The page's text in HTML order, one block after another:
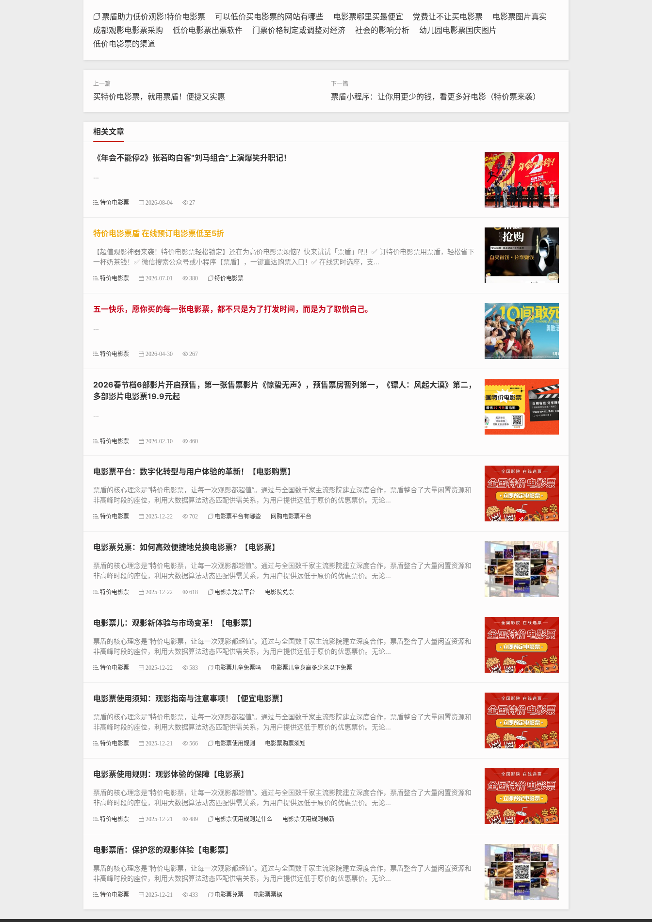
票盾助力低价观影!特价电影票 可以低价买电影票的网站有哪些 电影票哪里买最便宜 党费让不让买电影票
电影票图片真实
成都观影电影票采购
低价电影票出票软件 门票价格制定或调整对经济 社会的影响分析
幼儿园电影票国庆图片
低价电影票的渠道
买特价电影票，就用票盾！便捷又实惠 票盾小程序：让你用更少的钱，看更多好电影（特价票来袭）
相关文章
《年会不能停2》张若昀白客“刘马组合”上演爆笑升职记！
...
特价电影票 2026-08-04 27
特价电影票盾 在线预订电影票低至5折
【超值观影神器来袭！特价电影票轻松锁定】还在为高价电影票烦恼？快来试试「票盾」吧！✅ 订特价电影票用票盾，轻松省下
一杯奶茶钱！✅ 微信搜索公众号或小程序【票盾】，一键直达购票入口！✅ 在线实时选座，支...
特价电影票 2026-07-01 380 特价电影票
五一快乐，愿你买的每一张电影票，都不只是为了打发时间，而是为了取悦自己。
...
特价电影票 2026-04-30 267
2026春节档6部影片开启预售，第一张售票影片《惊蛰无声》，预售票房暂列第一，《镖人：风起大漠》第二，
多部影片电影票19.9元起
...
特价电影票 2026-02-10 460
电影票平台：数字化转型与用户体验的革新！【电影购票】
票盾的核心理念是“特价电影票，让每一次观影都超值”。通过与全国数千家主流影院建立深度合作，票盾整合了大量闲置资源和
非高峰时段的座位，利用大数据算法动态匹配供需关系，为用户提供远低于原价的优惠票价。无论...
特价电影票 2025-12-22 702 电影票平台有哪些 网购电影票平台
电影票兑票：如何高效便捷地兑换电影票？【电影票】
票盾的核心理念是“特价电影票，让每一次观影都超值”。通过与全国数千家主流影院建立深度合作，票盾整合了大量闲置资源和
非高峰时段的座位，利用大数据算法动态匹配供需关系，为用户提供远低于原价的优惠票价。无论...
特价电影票 2025-12-22 618 电影票兑票平台 电影院兑票
电影票儿：观影新体验与市场变革！【电影票】
票盾的核心理念是“特价电影票，让每一次观影都超值”。通过与全国数千家主流影院建立深度合作，票盾整合了大量闲置资源和
非高峰时段的座位，利用大数据算法动态匹配供需关系，为用户提供远低于原价的优惠票价。无论...
特价电影票 2025-12-22 583 电影票儿童免票吗 电影票儿童身高多少米以下免票
电影票使用须知：观影指南与注意事项！【便宜电影票】
票盾的核心理念是“特价电影票，让每一次观影都超值”。通过与全国数千家主流影院建立深度合作，票盾整合了大量闲置资源和
非高峰时段的座位，利用大数据算法动态匹配供需关系，为用户提供远低于原价的优惠票价。无论...
特价电影票 2025-12-21 566 电影票使用规则 电影票购票须知
电影票使用规则：观影体验的保障【电影票】
票盾的核心理念是“特价电影票，让每一次观影都超值”。通过与全国数千家主流影院建立深度合作，票盾整合了大量闲置资源和
非高峰时段的座位，利用大数据算法动态匹配供需关系，为用户提供远低于原价的优惠票价。无论...
特价电影票 2025-12-21 489 电影票使用规则是什么 电影票使用规则最新
电影票盾：保护您的观影体验【电影票】
票盾的核心理念是“特价电影票，让每一次观影都超值”。通过与全国数千家主流影院建立深度合作，票盾整合了大量闲置资源和
非高峰时段的座位，利用大数据算法动态匹配供需关系，为用户提供远低于原价的优惠票价。无论...
特价电影票 2025-12-21 433 电影票兑票 电影票票据